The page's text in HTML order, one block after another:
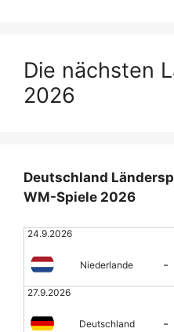
Die nächsten
2026
Deutschland
WM-Spiele 2026
24.9.2026
Niederlande -
27.9.2026
Deutschland -